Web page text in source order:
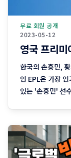
2023-05-12
무료 회원 공개
영국 프리
한국의 손흥민,
인 EPL은 가장
있는 '손흥민' 선
이 '해리케인' 선